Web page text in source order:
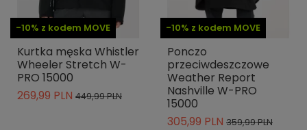
-10% z kodem MOVE
Kurtka męska Whistler
Wheeler Stretch W-
PRO 15000
269,99 PLN 449,99 PLN
-10% z kodem MOVE
Ponczo
przeciwdeszczowe
Weather Report
Nashville W-PRO
15000
305,99 PLN 359,99 PLN